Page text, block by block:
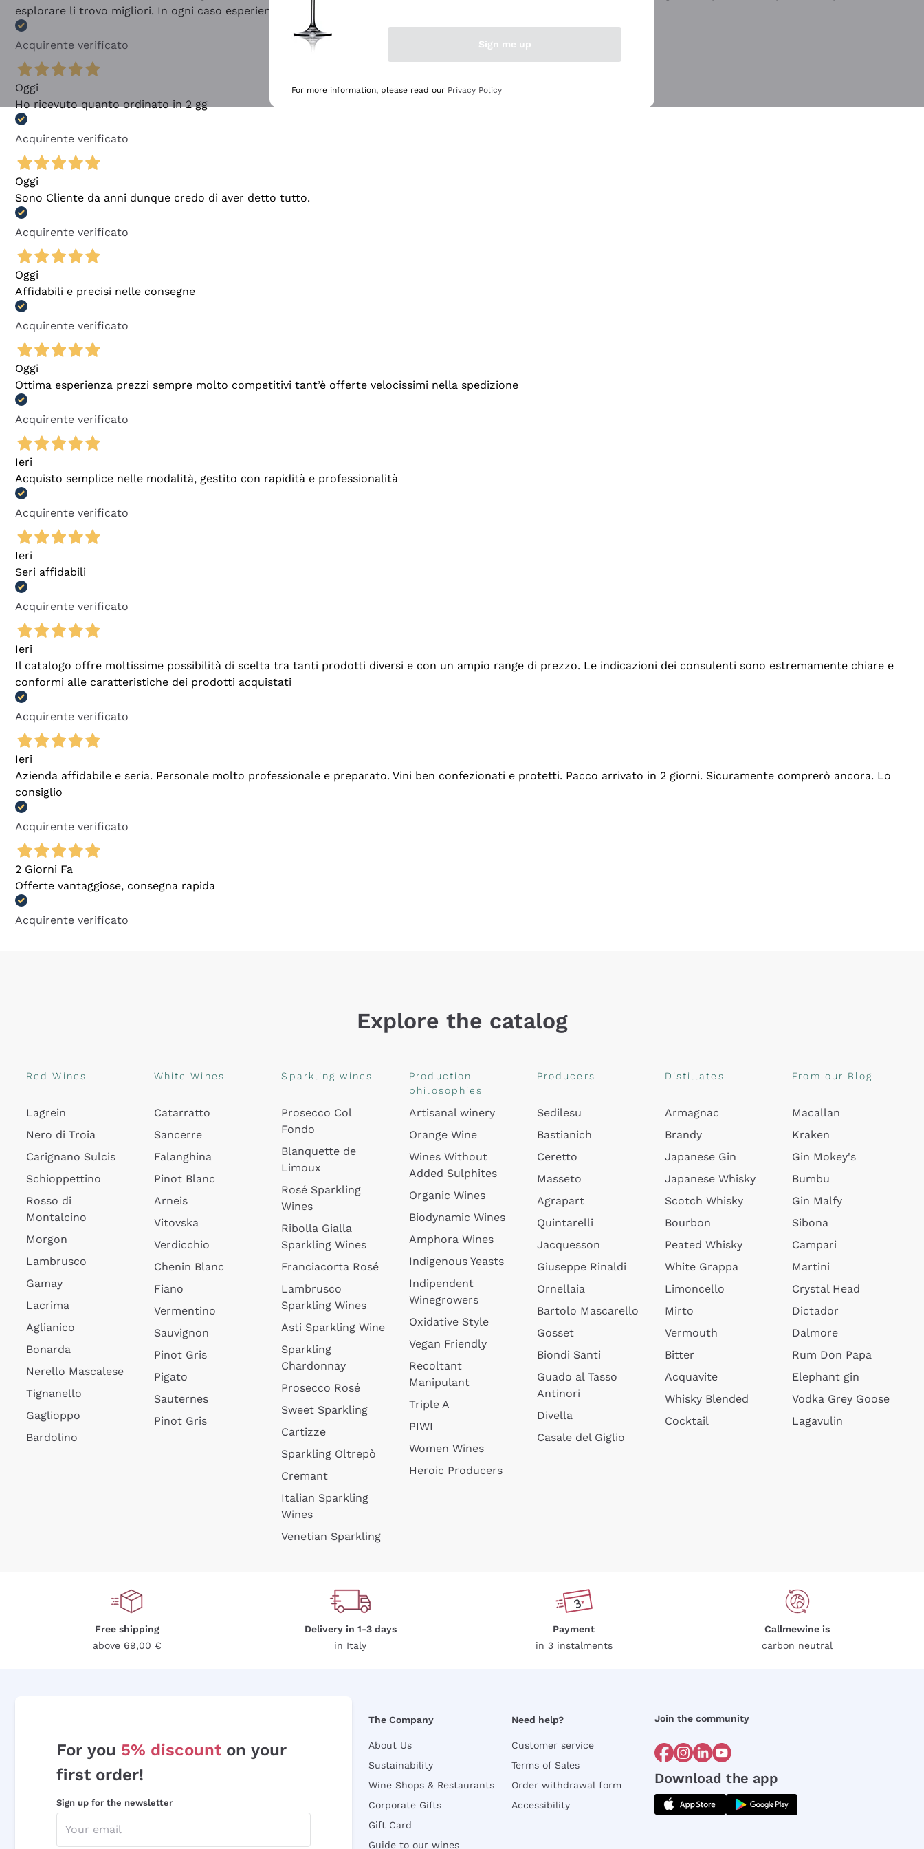
esplorare li trovo migliori. In ogni caso esperienza buona e lo consiglio! 👍
Acquirente verificato
Oggi
Ho ricevuto quanto ordinato in 2 gg
Acquirente verificato
Oggi
Sono Cliente da anni dunque credo di aver detto tutto.
Acquirente verificato
Oggi
Affidabili e precisi nelle consegne
Acquirente verificato
Oggi
Ottima esperienza prezzi sempre molto competitivi tant’è offerte velocissimi nella spedizione
Acquirente verificato
Ieri
Acquisto semplice nelle modalità, gestito con rapidità e professionalità
Acquirente verificato
Ieri
Seri affidabili
Acquirente verificato
Ieri
Il catalogo offre moltissime possibilità di scelta tra tanti prodotti diversi e con un ampio range di prezzo. Le indicazioni dei consulenti sono estremamente chiare e
conformi alle caratteristiche dei prodotti acquistati
Acquirente verificato
Ieri
Azienda affidabile e seria. Personale molto professionale e preparato. Vini ben confezionati e protetti. Pacco arrivato in 2 giorni. Sicuramente comprerò ancora. Lo
consiglio
Acquirente verificato
2 Giorni Fa
Offerte vantaggiose, consegna rapida
Acquirente verificato
Explore the catalog
Red Wines
Lagrein
Nero di Troia
Carignano Sulcis
Schioppettino
Rosso di
Montalcino
Morgon
Lambrusco
Gamay
Lacrima
Aglianico
Bonarda
Nerello Mascalese
Tignanello
Gaglioppo
Bardolino
White Wines
Catarratto
Sancerre
Falanghina
Pinot Blanc
Arneis
Vitovska
Verdicchio
Chenin Blanc
Fiano
Vermentino
Sauvignon
Pinot Gris
Pigato
Sauternes
Pinot Gris
Sparkling wines
Prosecco Col
Fondo
Blanquette de
Limoux
Rosé Sparkling
Wines
Ribolla Gialla
Sparkling Wines
Franciacorta Rosé
Lambrusco
Sparkling Wines
Asti Sparkling Wine
Sparkling
Chardonnay
Prosecco Rosé
Sweet Sparkling
Cartizze
Sparkling Oltrepò
Cremant
Italian Sparkling
Wines
Venetian Sparkling
Production
philosophies
Artisanal winery
Orange Wine
Wines Without
Added Sulphites
Organic Wines
Biodynamic Wines
Amphora Wines
Indigenous Yeasts
Indipendent
Winegrowers
Oxidative Style
Vegan Friendly
Recoltant
Manipulant
Triple A
PIWI
Women Wines
Heroic Producers
Producers
Sedilesu
Bastianich
Ceretto
Masseto
Agrapart
Quintarelli
Jacquesson
Giuseppe Rinaldi
Ornellaia
Bartolo Mascarello
Gosset
Biondi Santi
Guado al Tasso
Antinori
Divella
Casale del Giglio
Distillates
Armagnac
Brandy
Japanese Gin
Japanese Whisky
Scotch Whisky
Bourbon
Peated Whisky
White Grappa
Limoncello
Mirto
Vermouth
Bitter
Acquavite
Whisky Blended
Cocktail
From our Blog
Macallan
Kraken
Gin Mokey's
Bumbu
Gin Malfy
Sibona
Campari
Martini
Crystal Head
Dictador
Dalmore
Rum Don Papa
Elephant gin
Vodka Grey Goose
Lagavulin
Free shipping
above 69,00 €
Delivery in 1-3 days
in Italy
Payment
in 3 instalments
Callmewine is
carbon neutral
For you 5% discount on your
first order!
Sign up for the newsletter
The Company
About Us
Sustainability
Wine Shops & Restaurants
Corporate Gifts
Gift Card
Guide to our wines
Need help?
Customer service
Terms of Sales
Order withdrawal form
Accessibility
Join the community
Download the app
Sign me up
For more information, please read our Privacy Policy